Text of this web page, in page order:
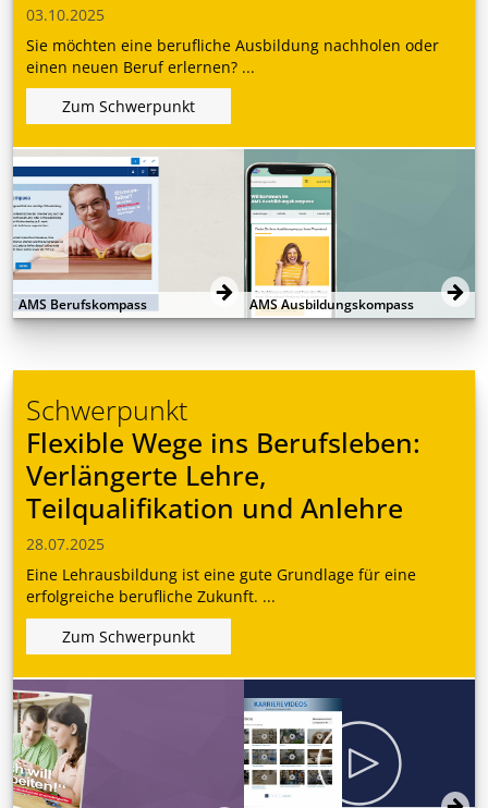
03.10.2025
Sie möchten eine berufliche Ausbildung nachholen oder
einen neuen Beruf erlernen? ...
Zum Schwerpunkt
AMS Berufskompass AMS Ausbildungskompass
Schwerpunkt
Flexible Wege ins Berufsleben:
Verlängerte Lehre,
Teilqualifikation und Anlehre
28.07.2025
Eine Lehrausbildung ist eine gute Grundlage für eine
erfolgreiche berufliche Zukunft. ...
Zum Schwerpunkt